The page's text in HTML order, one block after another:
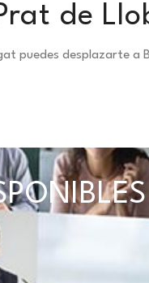
de
puedes desplazarte a